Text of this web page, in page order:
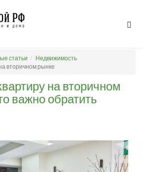
статьи
Недвижимость
вторичном рынке
на вторичном
важно обратить